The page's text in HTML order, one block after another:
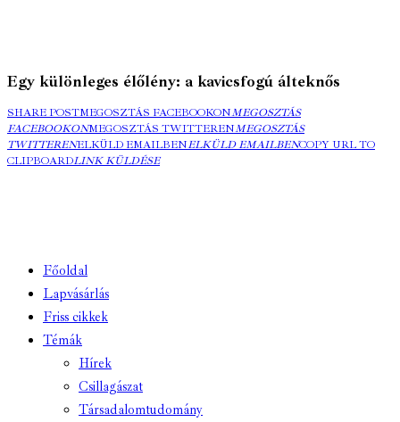
Egy különleges élőlény: a kavicsfogú álteknős
SHARE POSTMEGOSZTÁS FACEBOOKONMEGOSZTÁS
FACEBOOKONMEGOSZTÁS TWITTERENMEGOSZTÁS
TWITTERENELKÜLD EMAILBENELKÜLD EMAILBENCOPY URL TO
CLIPBOARDLINK KÜLDÉSE
Főoldal
Lapvásárlás
Friss cikkek
Témák
Hírek
Csillagászat
Társadalomtudomány